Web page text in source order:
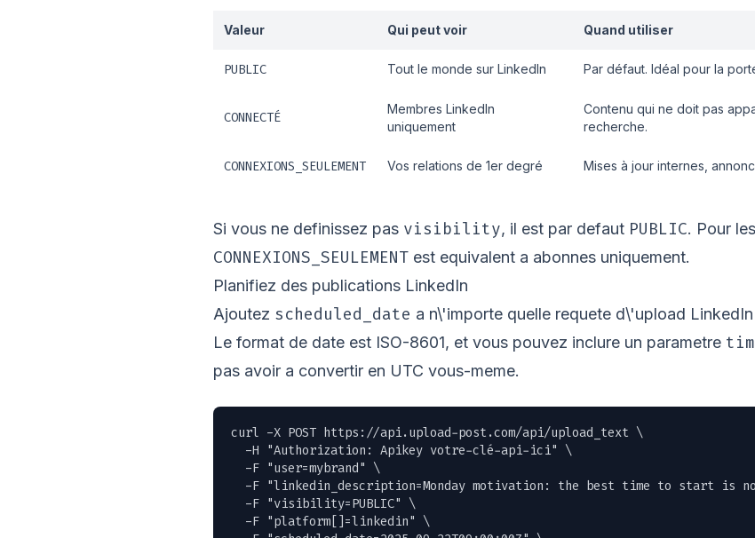
Valeur Qui peut voir Quand utiliser
PUBLIC Tout le monde sur LinkedIn Par défaut. Idéal pour la
CONNECTÉ
Membres LinkedIn
uniquement
Contenu qui ne doit pas
recherche.
CONNEXIONS_SEULEMENT Vos relations de 1er degré Mises à jour internes,
Si vous ne definissez pas visibility, il est par defaut PUBLIC. Pour
CONNEXIONS_SEULEMENT est equivalent a abonnes uniquement.
Planifiez des publications LinkedIn
Ajoutez scheduled_date a n\'importe quelle requete d\'upload
Le format de date est ISO-8601, et vous pouvez inclure un parametre
pas avoir a convertir en UTC vous-meme.
curl -X POST https://api.upload-post.com/api/upload_text \
  -H "Authorization: Apikey votre-clé-api-ici" \
  -F "user=mybrand" \
-F "linkedin_description=Monday motivation: the best time to start is
  -F "visibility=PUBLIC" \
  -F "platform[]=linkedin" \